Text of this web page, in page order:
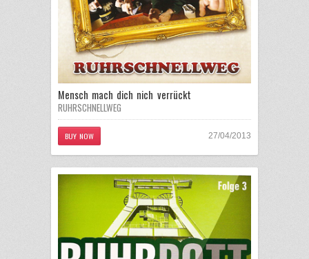
Mensch mach dich nich verrückt
RUHRSCHNELLWEG
BUY NOW 27/04/2013